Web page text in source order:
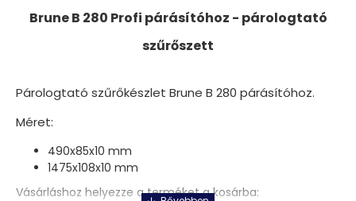
Brune B 280 Profi párásítóhoz - párologtató
szűrőszett
Párologtató szűrőkészlet Brune B 280 párásítóhoz.
Méret:
490x85x10 mm
1475x108x10 mm
Vásárláshoz helyezze a terméket a kosárba: